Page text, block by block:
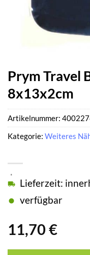
Prym Travel
8x13x2cm
11,70 €
Lieferzeit:
verfügbar
Artikelnummer:
Kategorie: Weiteres